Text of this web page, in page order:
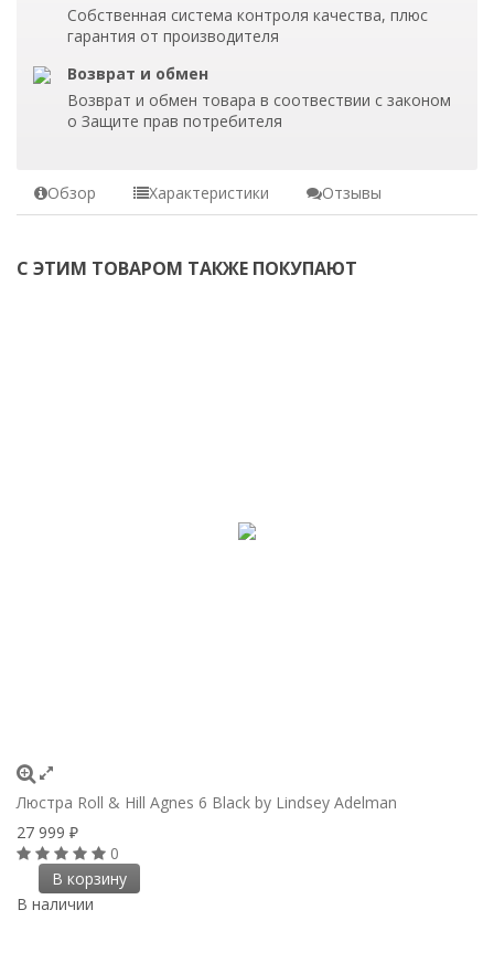
Собственная система контроля качества, плюс
гарантия от производителя
Возврат и обмен
Возврат и обмен товара в соотвествии с законом
о Защите прав потребителя
Обзор Характеристики Отзывы
С ЭТИМ ТОВАРОМ ТАКЖЕ ПОКУПАЮТ
Люстра Roll & Hill Agnes 6 Black by Lindsey Adelman
27 999 ₽
0
В корзину
В наличии